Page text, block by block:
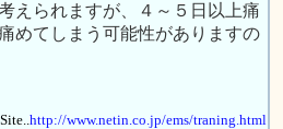
えられますが、４～５日以上痛
めてしまう可能性がありますの
http://www.netin.co.jp/ems/traning.html